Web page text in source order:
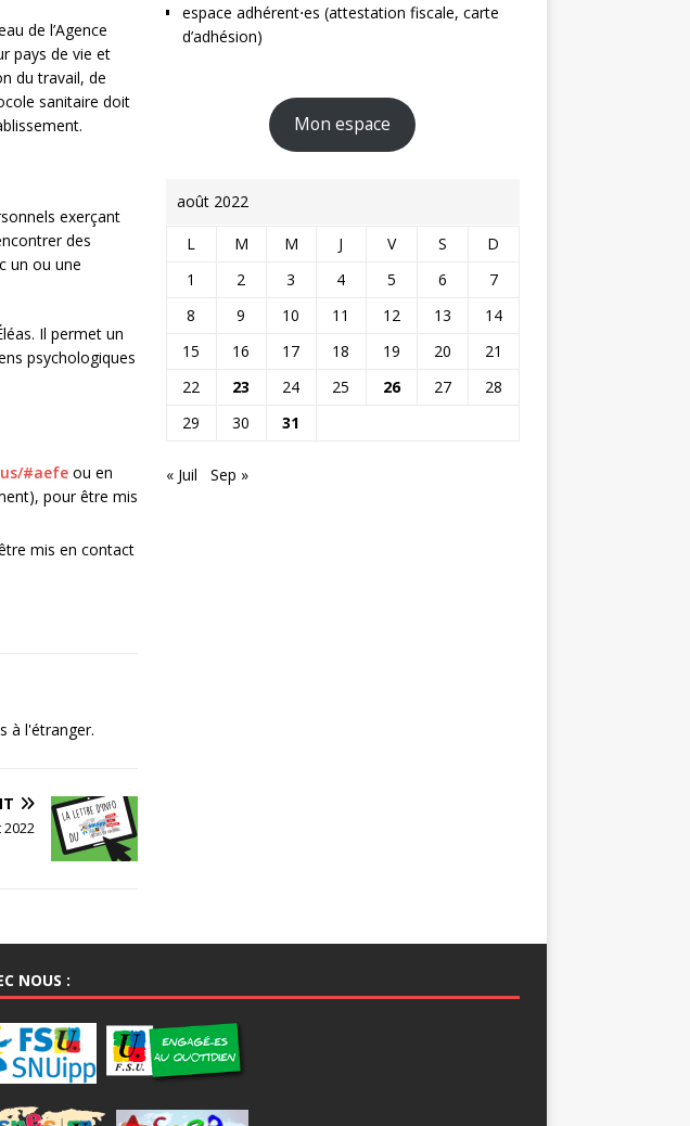
de l’Agence
pays de vie et
du travail, de
sanitaire doit
exerçant
des
un ou une
Il permet un
psychologiques
#aefe ou en
pour être mis
mis en contact
à l'étranger.
espace adhérent⋅es (attestation fiscale, carte
d’adhésion)
Mon espace
août 2022
L M M J V S
D
1
2 3 4 5 6
7
8
9 10 11 12 13
14
15
16 17 18 19 20
21
22
23 24 25 26 27
28
29
30 31
« Juil Sep »
NOUS :